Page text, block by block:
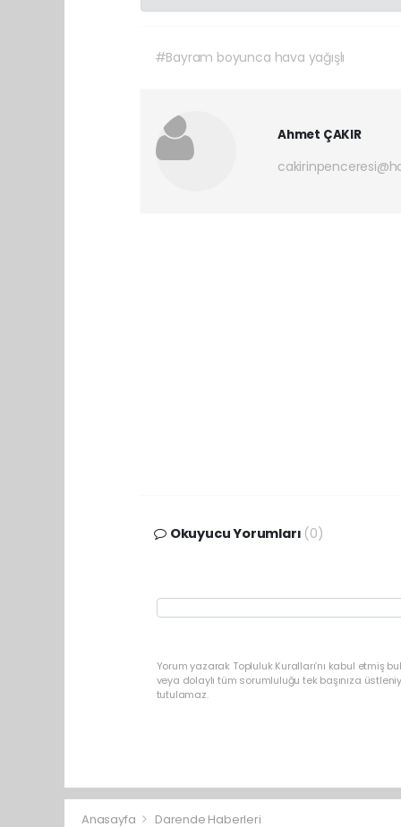
#Bayram boyunca hava yağışlı
Ahmet ÇAKIR
Okuyucu Yorumları (0)
Yorum yazarak Topluluk Kuralları’nı kabul etmiş
veya dolaylı tüm sorumluluğu tek başınıza
tutulamaz.
Anasayfa Darende Haberleri